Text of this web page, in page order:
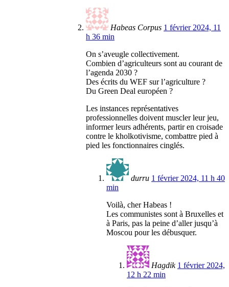
Habeas Corpus 1 février 2024, 11
h 36 min
On s’aveugle collectivement.
Combien d’agriculteurs sont au courant de
l’agenda 2030 ?
Des écrits du WEF sur l’agriculture ?
Du Green Deal européen ?
Les instances représentatives
professionnelles doivent muscler leur jeu,
informer leurs adhérents, partir en croisade
contre le kholkotivisme, combattre pied à
pied les fonctionnaires cinglés.
durru 1 février 2024, 11 h 40
min
Voilà, cher Habeas !
Les communistes sont à Bruxelles et
à Paris, pas la peine d’aller jusqu’à
Moscou pour les débusquer.
Hagdik 1 février 2024,
12 h 22 min